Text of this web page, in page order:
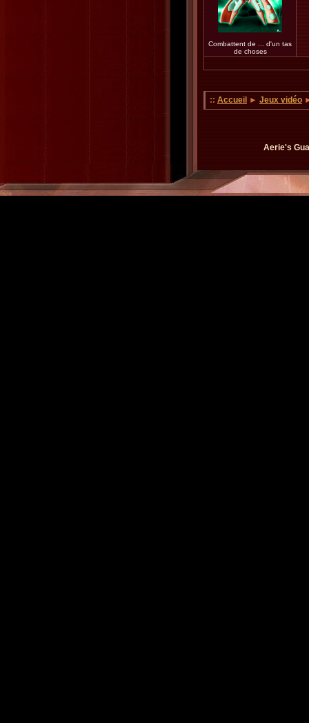
Combattent de ... d'un tas
de choses
:: Accueil ► Jeux vidéo
Aerie's